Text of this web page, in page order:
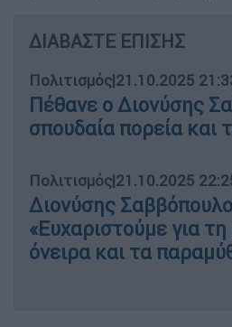
ΔΙΑΒΑΣΤΕ ΕΠΙΣΗΣ
Πολιτισμός|21.10.2025
Πέθανε ο Διονύσης
σπουδαία πορεία και
Πολιτισμός|21.10.2025
Διονύσης
«Ευχαριστούμε για
όνειρα και τα